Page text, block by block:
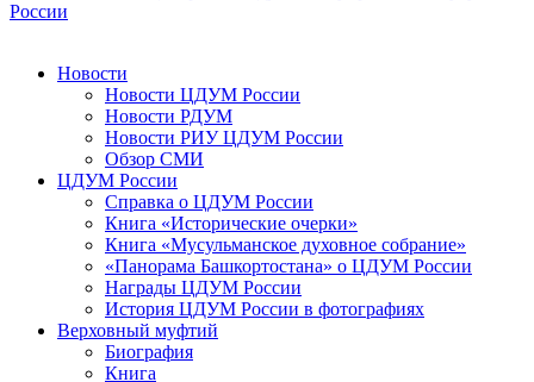
России
Новости
Новости ЦДУМ России
Новости РДУМ
Новости РИУ ЦДУМ России
Обзор СМИ
ЦДУМ России
Справка о ЦДУМ России
Книга «Исторические очерки»
Книга «Мусульманское духовное собрание»
«Панорама Башкортостана» о ЦДУМ России
Награды ЦДУМ России
История ЦДУМ России в фотографиях
Верховный муфтий
Биография
Книга